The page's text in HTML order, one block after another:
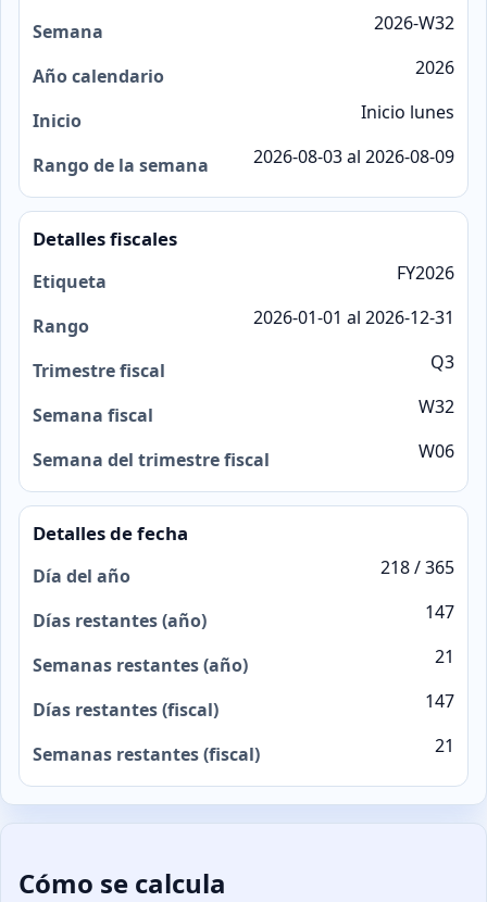
Semana 2026-W32
Año calendario 2026
Inicio Inicio lunes
Rango de la semana 2026-08-03 al 2026-08-09
Detalles fiscales
Etiqueta FY2026
Rango 2026-01-01 al 2026-12-31
Trimestre fiscal Q3
Semana fiscal W32
Semana del trimestre fiscal W06
Detalles de fecha
Día del año 218 / 365
Días restantes (año) 147
Semanas restantes (año) 21
Días restantes (fiscal) 147
Semanas restantes (fiscal) 21
Cómo se calcula